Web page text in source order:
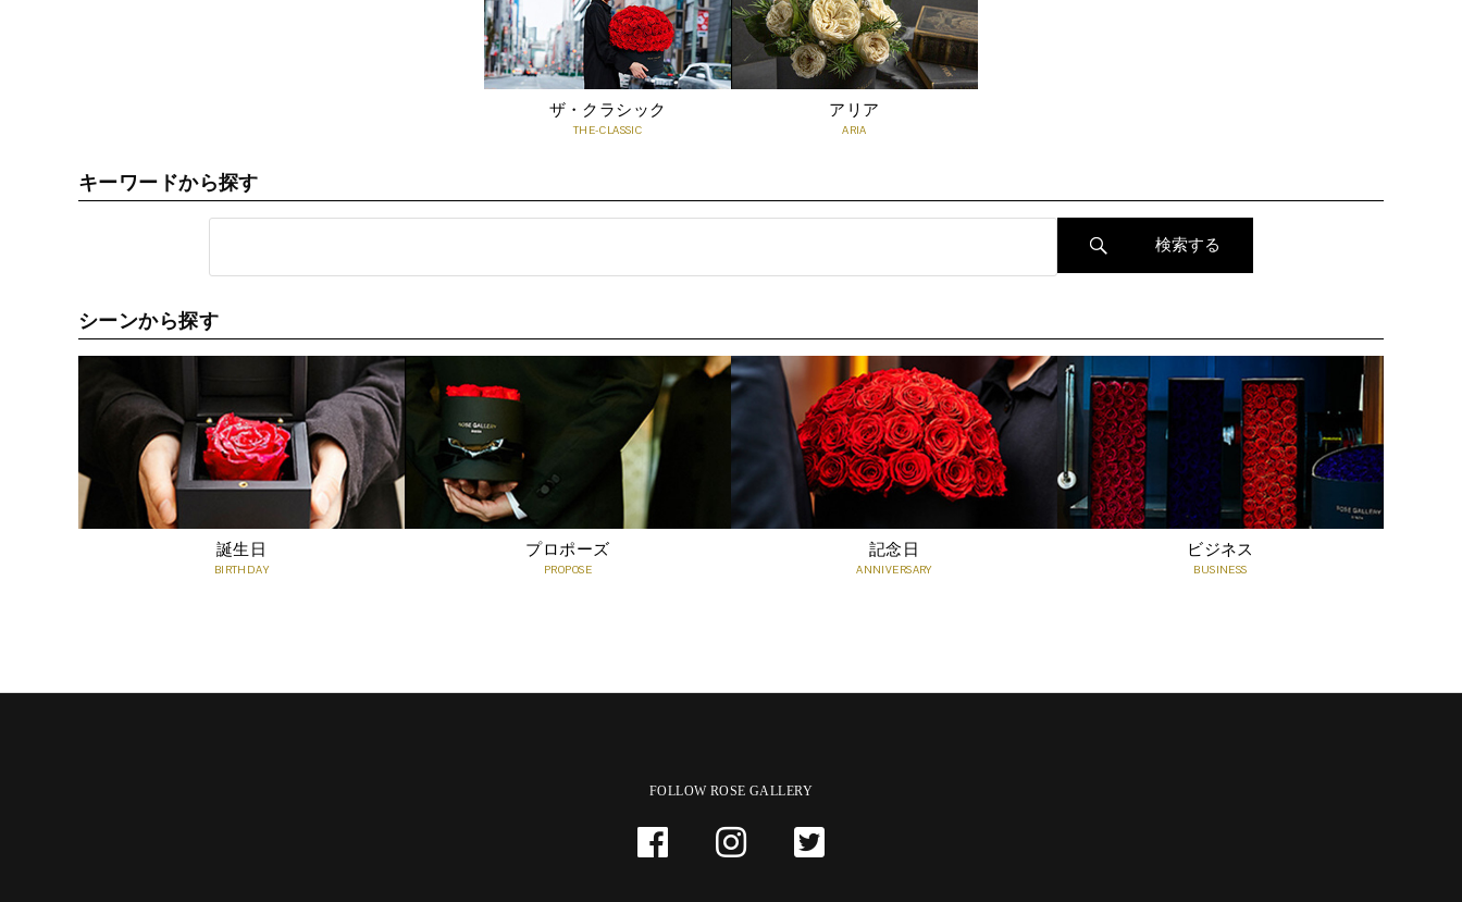
部屋に飾るたび、プロポーズや記念日の感動が鮮やかによ
みがえり、その一輪は、何年経っても色褪せない愛の証と
して寄り添い続けます。
メッセージカードサービス(無料オプション)
お客様ご希望のメッセージを印字してお届けするカードで
す。
すべての商品に無料でメッセージカードをつけることがで
の内容」に、ご希望のメッセージをご記入ください。
Q. メッセージの代筆は可能ですか？
A. はい。無料でメッセージカードをお付けいたします。ご
注文時に50文字程度までのメッセージをご入力いただけま
ザ・クラシック
THE-CLASSIC
アリア
ARIA
キーワードから探す
シーンから探す
誕生日
BIRTHDAY
プロポーズ
PROPOSE
記念日
ANNIVERSARY
ビジネス
BUSINESS
FOLLOW ROSE GALLERY